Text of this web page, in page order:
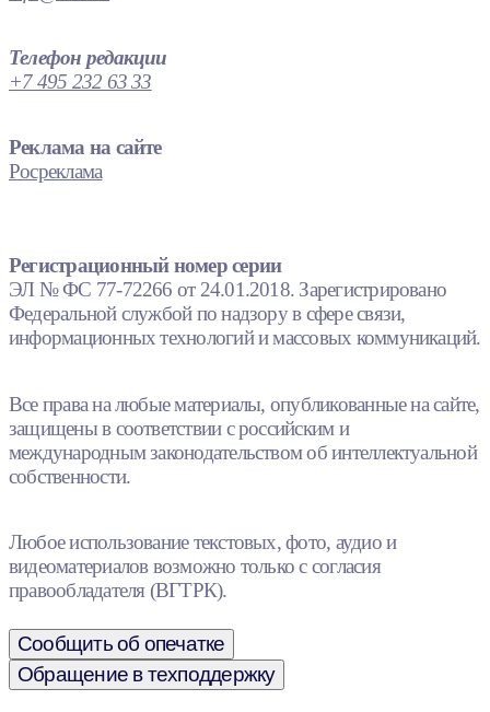
Телефон редакции
+7 495 232 63 33
Реклама на сайте
Росреклама
Регистрационный номер серии
ЭЛ № ФС 77-72266 от 24.01.2018. Зарегистрировано
Федеральной службой по надзору в сфере связи,
информационных технологий и массовых коммуникаций.
Все права на любые материалы, опубликованные на сайте,
защищены в соответствии с российским и
международным законодательством об интеллектуальной
собственности.
Любое использование текстовых, фото, аудио и
видеоматериалов возможно только с согласия
правообладателя (ВГТРК).
Сообщить об опечатке
Обращение в техподдержку